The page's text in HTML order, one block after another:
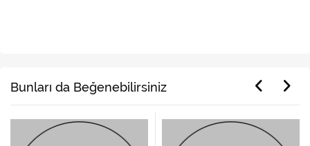
Bunları da Beğenebilirsiniz